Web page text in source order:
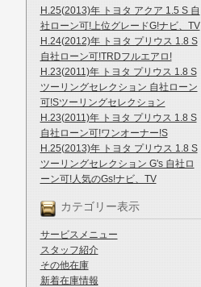
H.25(2013)年 トヨタ アクア 1.5 S 自
社ローン可!上位グレードG!ナビ、TV
H.24(2012)年 トヨタ プリウス 1.8 S
自社ローン可!TRDフルエアロ!
H.23(2011)年 トヨタ プリウス 1.8 S
ツーリングセレクション 自社ローン
可!Sツーリングセレクション
H.23(2011)年 トヨタ プリウス 1.8 S
自社ローン可!ワンオーナー!S
H.25(2013)年 トヨタ プリウス 1.8 S
ツーリングセレクション G's 自社ロ
ーン可!人気のGs!ナビ、TV
カテゴリー表示
サービスメニュー
スタッフ紹介
その他在庫
新着在庫情報